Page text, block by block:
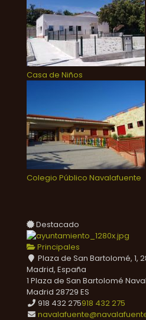
Casa de Niños
Colegio Público Navalafuente
Destacado
Principales
Plaza de San Bartolomé, 1,
Madrid, España
1 Plaza de San Bartolomé
Madrid 28729 ES
918 432 275918 432 275